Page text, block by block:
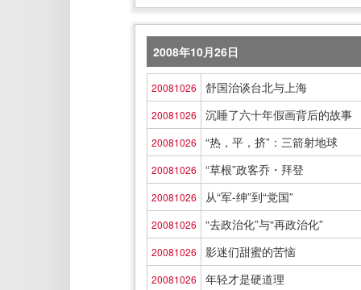
2008年10月26日
20081026 舒国治谈台北与上海
20081026 沉睡了六十年假画背后的故事
20081026 “热，平，挤”：三箭射地球
20081026 “草根”政客乔・拜登
20081026 从“军-绅”到“党国”
20081026 “去政治化”与“再政治化”
20081026 影迷们甜蜜的苦恼
20081026 年轻才是硬道理